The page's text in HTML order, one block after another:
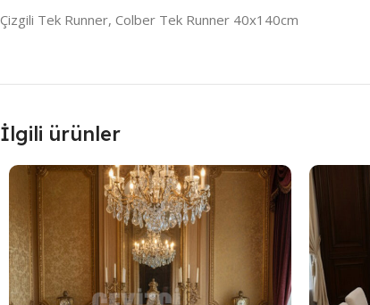
Çizgili Tek Runner, Colber Tek Runner 40x140cm
İlgili ürünler